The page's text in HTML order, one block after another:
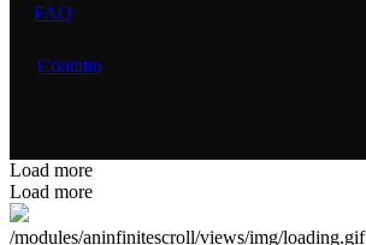
FAQ
Contatto
Load more
Load more
/modules/aninfinitescroll/views/img/loading.gif